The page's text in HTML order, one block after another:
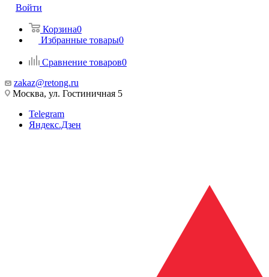
Войти
Корзина0
Избранные товары0
Сравнение товаров0
zakaz@retong.ru
Москва, ул. Гостиничная 5
Telegram
Яндекс.Дзен